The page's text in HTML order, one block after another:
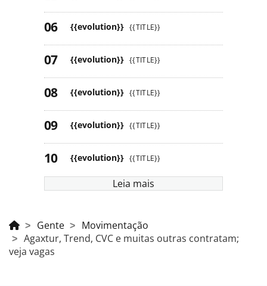
{{evolution}} {{TITLE}}
{{evolution}} {{TITLE}}
{{evolution}} {{TITLE}}
{{evolution}} {{TITLE}}
{{evolution}} {{TITLE}}
Leia mais
Gente
Movimentação
Agaxtur, Trend, CVC e muitas outras contratam;
veja vagas